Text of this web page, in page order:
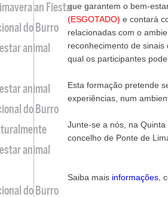
que garantem o bem-
(ESGOTADO) e contará
relacionadas com o
reconhecimento de
qual os participantes
Esta formação pretende
experiências, num
Junte-se a nós, na
concelho de Ponte de
Saiba mais informações ,
an Fiesta
do Burro
animal
animal
do Burro
animal
do Burro